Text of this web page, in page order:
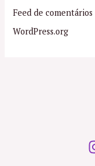
Feed de comentários
WordPress.org